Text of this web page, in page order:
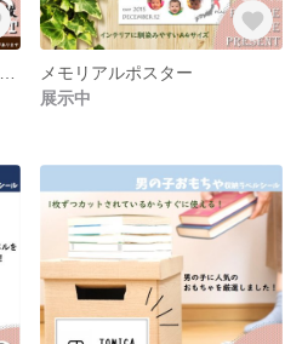
メモリアルポスター
展示中